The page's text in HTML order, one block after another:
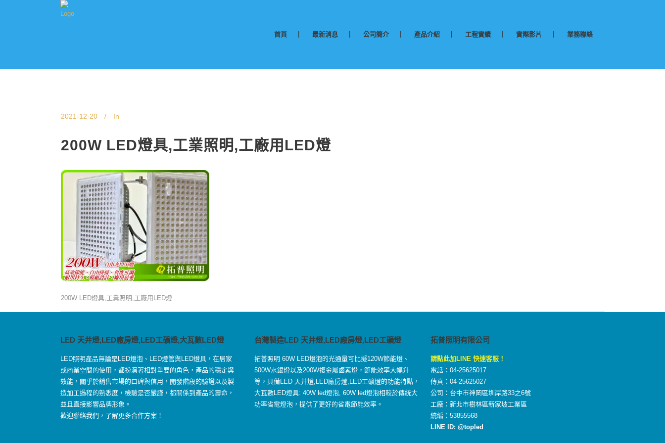
首頁 最新消息 公司簡介 產品介紹 工程實績 實際影片 業務聯絡
2021-12-20 In
200W LED燈具,工業照明,工廠用LED燈
200W LED燈具,工業照明,工廠用LED燈
LED 天井燈,LED廠房燈,LED工礦燈,大瓦數LED燈
LED照明產品無論是LED燈泡、LED燈管與LED燈具，在居家
或商業空間的使用，都扮演著相對重要的角色，產品的穩定與
效能，關乎於銷售市場的口碑與信用，開發階段的驗證以及製
造加工過程的熟悉度，檢驗是否嚴謹，都關係到產品的壽命，
並且直接影響品牌形象。
歡迎聯絡我們，了解更多合作方案！
台灣製造LED 天井燈,LED廠房燈,LED工礦燈
拓普照明 60W LED燈泡的光通量可比擬120W節能燈、
500W水銀燈以及200W複金屬鹵素燈，節能效率大幅升
等，具備LED 天井燈,LED廠房燈,LED工礦燈的功能特點，
大瓦數LED燈具: 40W led燈泡, 60W led燈泡相較於傳統大
功率省電燈泡，提供了更好的省電節能效率。
拓普照明有限公司
請點此加LINE 快速客服！
電話：04-25625017
傳真：04-25625027
公司：台中市神岡區圳岸路33之6號
工廠：新北市樹林區新家坡工業區
統編：53855568
LINE ID: @topled